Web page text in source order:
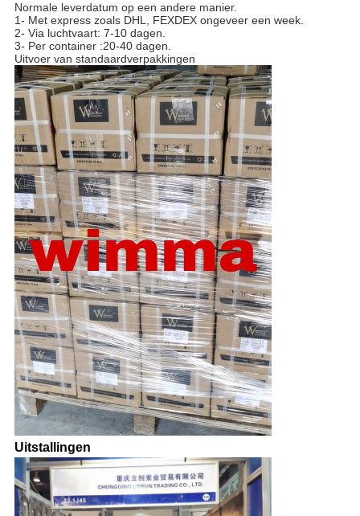
Normale leverdatum op een andere manier.
1- Met express zoals DHL, FEXDEX ongeveer een week.
2- Via luchtvaart: 7-10 dagen.
3- Per container :20-40 dagen.
Uitvoer van standaardverpakkingen
Uitstallingen